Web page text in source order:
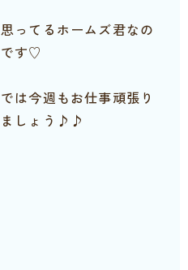
思ってるホームズ君なの
です♡
では今週もお仕事頑張り
ましょう♪♪